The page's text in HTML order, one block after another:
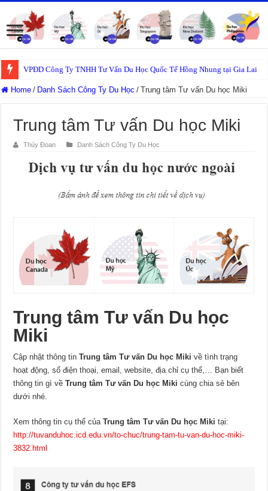
VPĐD Công Ty TNHH Tư Vấn Du Học Quốc Tế Hồng Nhung tại Gia Lai
Home / Danh Sách Công Ty Du Học / Trung tâm Tư vấn Du học Miki
Trung tâm Tư vấn Du học Miki
Thúy Đoan Danh Sách Công Ty Du Học
Trung tâm Tư vấn Du học
Miki
Cập nhật thông tinTrung tâm Tư vấn Du học Miki về tình trạng
hoạt động, số điện thoại, email, website, địa chỉ cụ thể,… Bạn biết
thông tin gì vềTrung tâm Tư vấn Du học Miki cùng chia sẻ bên
dưới nhé.
Xem thông tin cụ thể củaTrung tâm Tư vấn Du học Miki tại:
http://tuvanduhoc.icd.edu.vn/to-chuc/trung-tam-tu-van-du-hoc-miki-
3832.html